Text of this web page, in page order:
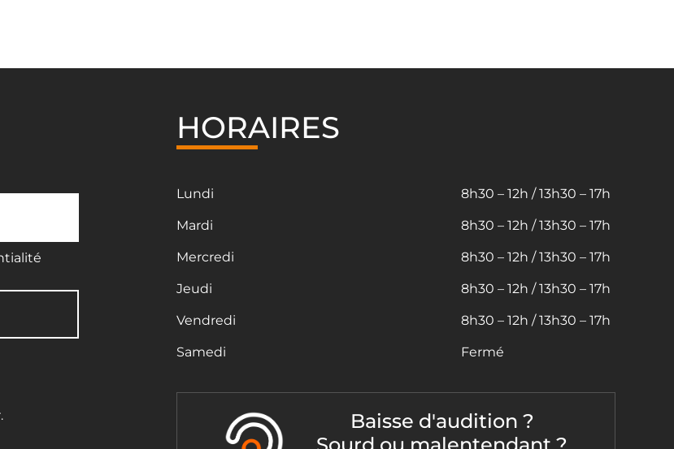
HORAIRES
Lundi
Mardi
Mercredi
Jeudi
Vendredi
Samedi
8h30 – 12h / 13h30 – 17h
8h30 – 12h / 13h30 – 17h
8h30 – 12h / 13h30 – 17h
8h30 – 12h / 13h30 – 17h
8h30 – 12h / 13h30 – 17h
Fermé
Baisse d'audition ?